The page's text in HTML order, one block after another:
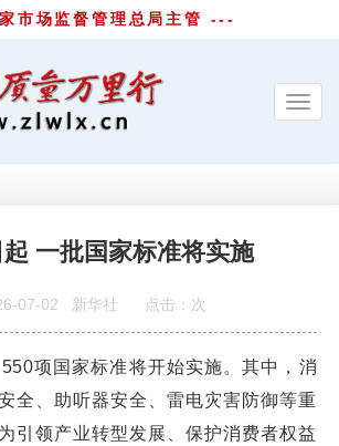
市场监督管理总局主管 ---
一批国家标准将实施
07-02 新华社 点击： 次
项国家标准将开始实施。其中，消
全、助听器安全、雷电灾害防御等重
引领产业转型发展、保护消费者权益